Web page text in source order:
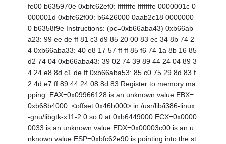
fe00 b635970e 0xbfc62ef0: fffffffe fffffffe 0000001c 0
000001d 0xbfc62f00: b6426000 0aab2c18 0000000
0 b6358f9e Instructions: (pc=0xb66aba43) 0xb66ab
a23: 99 ee de ff 81 c3 d9 85 20 00 83 ec 34 8b 74 2
4 0xb66aba33: 40 e8 17 57 ff ff 85 f6 74 1a 8b 16 85
d2 74 04 0xb66aba43: 39 02 74 39 89 44 24 04 89 3
4 24 e8 8d c1 de ff 0xb66aba53: 85 c0 75 29 8d 83 f
2 4d e7 ff 89 44 24 08 8d 83 Register to memory ma
pping: EAX=0x09966128 is an unknown value EBX=
0xb68b4000: <offset 0x46b000> in /usr/lib/i386-linux
-gnu/libgtk-x11-2.0.so.0 at 0xb6449000 ECX=0x0000
0033 is an unknown value EDX=0x00003c00 is an u
nknown value ESP=0xbfc62e90 is pointing into the st